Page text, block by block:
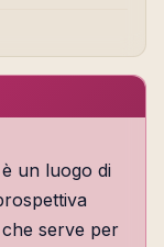
un luogo di
serve per